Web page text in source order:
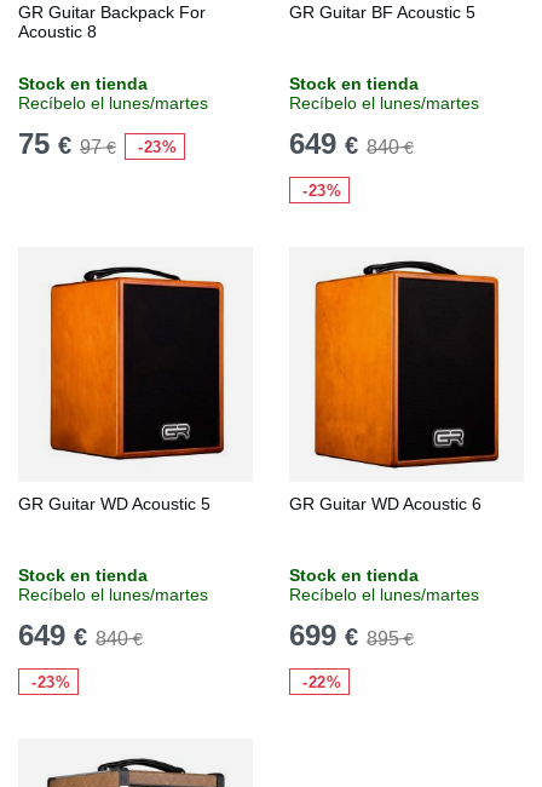
GR Guitar Backpack For
Acoustic 8
Stock en tienda
Recíbelo el lunes/martes
75 € 97€ -23%
GR Guitar BF Acoustic 5
Stock en tienda
Recíbelo el lunes/martes
649 € 840€
-23%
GR Guitar WD Acoustic 5
Stock en tienda
Recíbelo el lunes/martes
649 € 840€
-23%
GR Guitar WD Acoustic 6
Stock en tienda
Recíbelo el lunes/martes
699 € 895€
-22%